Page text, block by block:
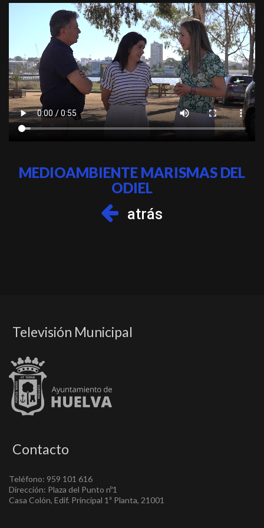
MEDIOAMBIENTE MARISMAS DEL
ODIEL
atrás
Televisión Municipal
Contacto
Teléfono: 959 101 616
Dirección: Plaza del Punto nº1
Casa Colón, Edif. Principal 1ª Planta, 21001